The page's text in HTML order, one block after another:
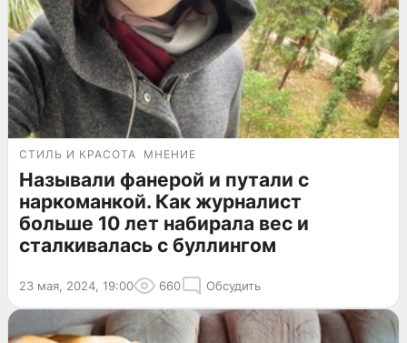
СТИЛЬ И КРАСОТА МНЕНИЕ
Называли фанерой и путали с
наркоманкой. Как журналист
больше 10 лет набирала вес и
сталкивалась с буллингом
23 мая, 2024, 19:00 660 Обсудить